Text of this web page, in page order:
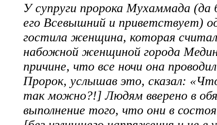
У супруги пророка Мухаммада (да
его Всевышний и приветствует)
гостила женщина, которая
набожной женщиной города
причине, что все ночи она
Пророк, услышав это, сказал:
так можно?!] Людям вверено в
выполнение того, что они в